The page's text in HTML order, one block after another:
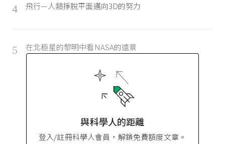
4 飛行—人類掙脫平面邁向3D的努力
5 在北極星的黎明中看NASA的遠景
與科學人的距離
登入/註冊科學人會員，解鎖免費額度文章。